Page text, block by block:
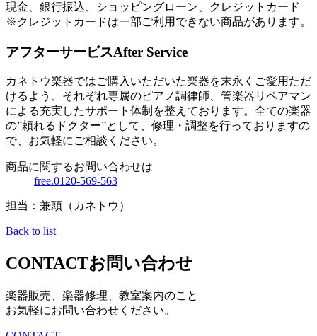
現金、銀行振込、ショッピングローン、クレジットカード
※クレジットカードは一部ご利用できない商品があります。
アフターサービスAfter Service
カネトウ楽器ではご購入いただいた楽器を末永くご愛用ただ
けるよう、それぞれ専属のピアノ調律師、管楽器リペアマン
による充実したサポート体制を整えております。全ての楽器
の”頼れるドクター”として、修理・調整を行っておりますの
で、お気軽にご相談ください。
商品に関するお問い合わせは
free.0120-569-563
担当：兼頭（カネトウ）
Back to list
CONTACTお問い合わせ
楽器販売、楽器修理、教室案内のこと
お気軽にお問い合わせください。